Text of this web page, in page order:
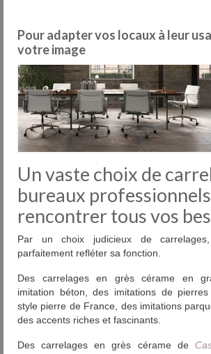
Entretien
Services
Outlet
Showrooms
Contact
FAQ
News
Pour adapter vos locaux à leur
votre image
Un vaste choix de
bureaux
rencontrer tous vos
Par un choix judicieux de
parfaitement refléter sa fonction.
Des carrelages en grès cérame en
imitation béton, des imitations de
style pierre de France, des imitations
des accents riches et fascinants.
Des carrelages en grès cérame de